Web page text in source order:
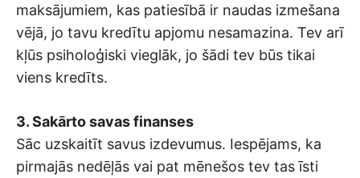
maksājumiem, kas patiesībā ir naudas izmešana
vējā, jo tavu kredītu apjomu nesamazina. Tev arī
kļūs psiholoģiski vieglāk, jo šādi tev būs tikai
viens kredīts.
3. Sakārto savas finanses
Sāc uzskaitīt savus izdevumus. Iespējams, ka
pirmajās nedēļās vai pat mēnešos tev tas īsti